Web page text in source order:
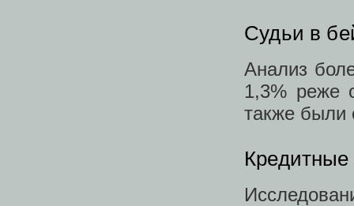
Судьи в
Анализ
1,3% реже
также были